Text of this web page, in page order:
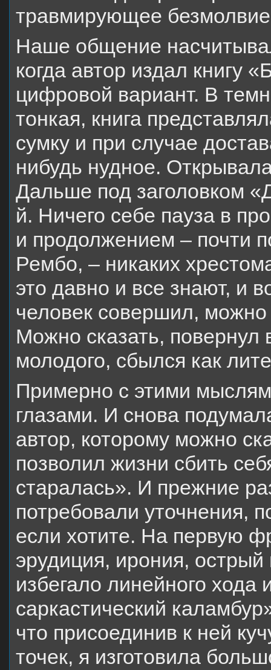
травмирующее
Наше общение
когда автор издал книгу
цифровой вариант. В
тонкая, книга
сумку и при случае
нибудь нудное.
Дальше под заголовком
й. Ничего себе пауза в
и продолжением – почти
Рембо, – никаких
это давно и все знают, и
человек совершил, можно
Можно сказать, повернул
молодого, сбылся как
Примерно с этими
глазами. И снова
автор, которому можно
позволил жизни сбить
старалась». И прежние
потребовали уточнения,
если хотите. На первую
эрудиция, ирония, острый
избегало линейного
саркастический
что присоединив к ней
точек, я изготовила